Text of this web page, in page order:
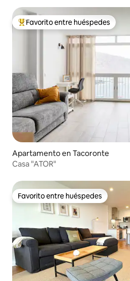
Favorito entre huéspedes preferido
Favorito entre huéspedes
Apartamento en Tacoronte
Casa "ATOR"
Favorito entre huéspedes
Favorito entre huéspedes